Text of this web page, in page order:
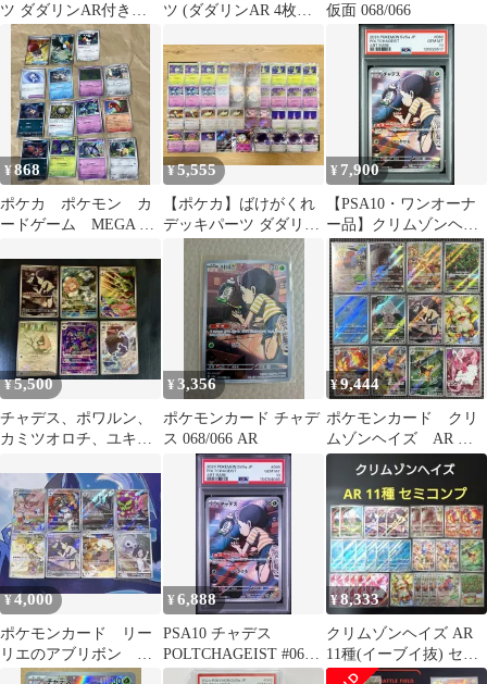
ツ ダダリンAR付き
22枚セット
ツ (ダダリンAR 4枚入
仮面 068/066
¥868
ポケカ ポケモン カ
ードゲーム MEGA ア
¥5,555
【ポケカ】ばけがくれ
デッキパーツ ダダリン
AR テレパス超エネル
ギー各4枚など
¥ 7,900
【PSA10・ワンオーナ
ー品】クリムゾンヘイ
ズ チャデス AR ポケモ
ンカード
¥5,500
チャデス、ポワルン、
カミツオロチ、ユキワ
イノーズARセット
¥3,356
ポケモンカード チャデ
ス 068/066 AR
¥9,444
ポケモンカード クリ
ムゾンヘイズ AR 全
12種 コンプリートセ
¥4,000
ポケモンカード リー
リエのアブリボン ペ
パーのヨクバリス ロ
¥6,888
PSA10 チャデス
POLTCHAGEIST #068
クリムゾンヘイズ SV5a
¥8,333
クリムゾンヘイズ AR
11種(イーブイ抜) セミ
コンプ 30枚 まとめ売り